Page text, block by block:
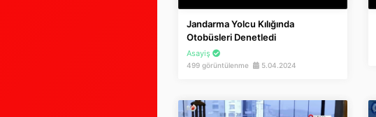
Jandarma Yolcu Kılığında
Otobüsleri Denetledi
Asayiş
499 görüntülenme 5.04.2024